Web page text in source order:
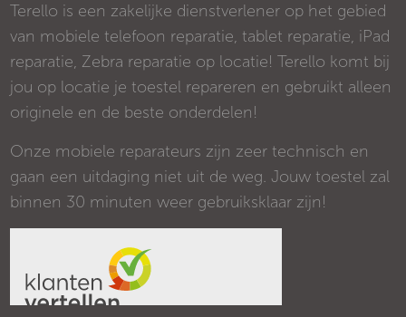
Terello is een zakelijke dienstverlener op het gebied
van mobiele telefoon reparatie, tablet reparatie, iPad
reparatie, Zebra reparatie op locatie! Terello komt bij
jou op locatie je toestel repareren en gebruikt alleen
originele en de beste onderdelen!
Onze mobiele reparateurs zijn zeer technisch en
gaan een uitdaging niet uit de weg. Jouw toestel zal
binnen 30 minuten weer gebruiksklaar zijn!